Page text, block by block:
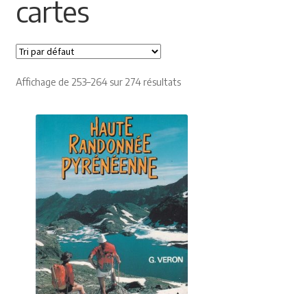
Peintures
Les Pyrénées
VIEUX PAPIERS
Carte postale
Gravure
cartes
Affichage de 253–264 sur 274 résultats